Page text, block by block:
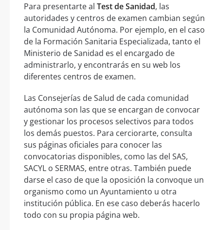
Para presentarte al Test de Sanidad, las
autoridades y centros de examen cambian según
la Comunidad Autónoma. Por ejemplo, en el caso
de la Formación Sanitaria Especializada, tanto el
Ministerio de Sanidad es el encargado de
administrarlo, y encontrarás en su web los
diferentes centros de examen.
Las Consejerías de Salud de cada comunidad
autónoma son las que se encargan de convocar
y gestionar los procesos selectivos para todos
los demás puestos. Para cerciorarte, consulta
sus páginas oficiales para conocer las
convocatorias disponibles, como las del SAS,
SACYL o SERMAS, entre otras. También puede
darse el caso de que la oposición la convoque un
organismo como un Ayuntamiento u otra
institución pública. En ese caso deberás hacerlo
todo con su propia página web.